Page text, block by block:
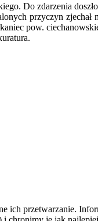
Do zdarzenia
przyczyn zjechał
pow.
ich przetwarzanie.